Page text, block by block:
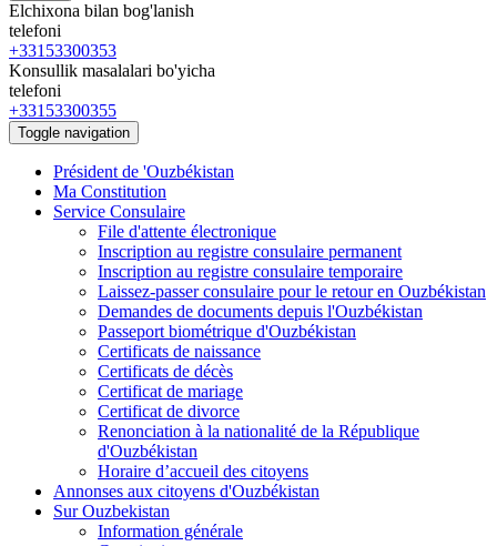
Elchixona bilan bog'lanish
telefoni
+33153300353
Konsullik masalalari bo'yicha
telefoni
+33153300355
Toggle navigation
Président de 'Ouzbékistan
Ma Constitution
Service Consulaire
File d'attente électronique
Inscription au registre consulaire permanent
Inscription au registre consulaire temporaire
Laissez-passer consulaire pour le retour en Ouzbékistan
Demandes de documents depuis l'Ouzbékistan
Passeport biométrique d'Ouzbékistan
Certificats de naissance
Certificats de décès
Certificat de mariage
Certificat de divorce
Renonciation à la nationalité de la République
d'Ouzbékistan
Horaire d’accueil des citoyens
Annonses aux citoyens d'Ouzbékistan
Sur Ouzbekistan
Information générale